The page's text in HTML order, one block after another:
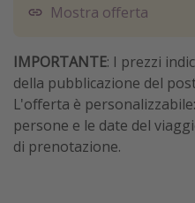
Mostra offerta
IMPORTANTE: I prezzi
della pubblicazione del
L'offerta è
persone e le date del
di prenotazione.